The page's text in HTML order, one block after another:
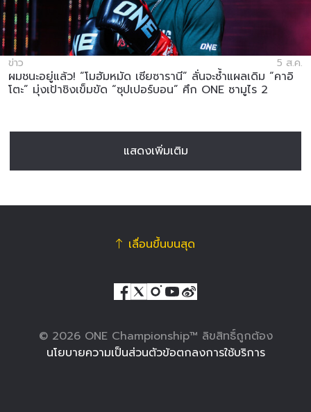
ข่าว 5 ส.ค.
ผมชนะอยู่แล้ว! “โมฮัมหมัด เซียซารานี” ลั่นจะซ้ำแผลเดิม “คาอิ
โตะ” มุ่งเป้าชิงเข็มขัด “ซุปเปอร์บอน” ศึก ONE ซามูไร 2
แสดงเพิ่มเติม
เลื่อนขึ้นบนสุด
© 2026 ONE Championship™ ลิขสิทธิ์ถูกต้อง
นโยบายความเป็นส่วนตัวข้อตกลงการใช้บริการ